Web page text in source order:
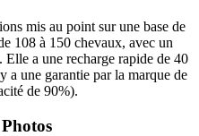
mis au point sur une base de
108 à 150 chevaux, avec un
a une recharge rapide de 40
une garantie par la marque de
de 90%).